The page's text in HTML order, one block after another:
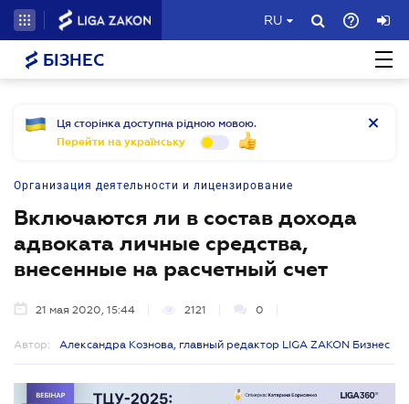
RU
БІЗНЕС
Ця сторінка доступна рідною мовою.
Перейти на українську
Организация деятельности и лицензирование
Включаются ли в состав дохода
адвоката личные средства,
внесенные на расчетный счет
21 мая 2020, 15:44 2121 0
Автор: Александра Кознова, главный редактор LIGA ZAKON Бизнес